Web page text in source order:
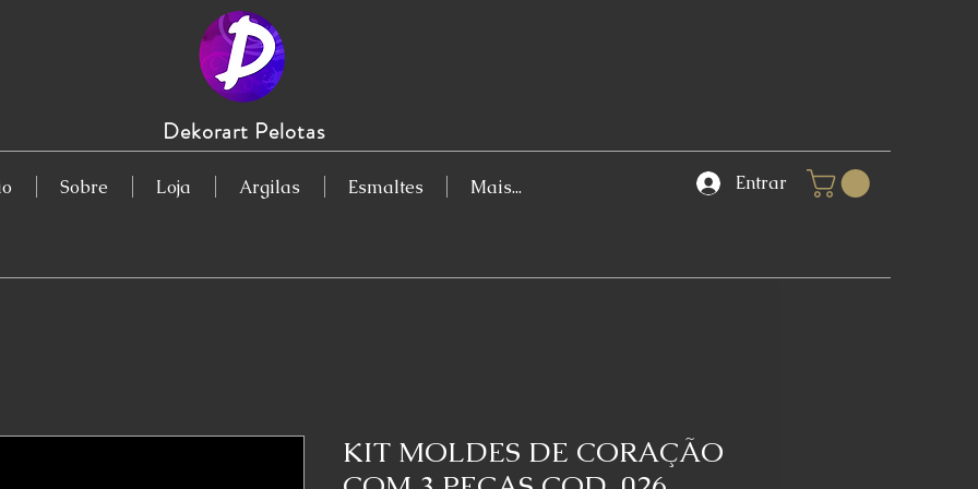
Dekorart Pelotas
Sobre Loja Argilas Esmaltes Mais... Entrar
KIT MOLDES DE CORAÇÃO